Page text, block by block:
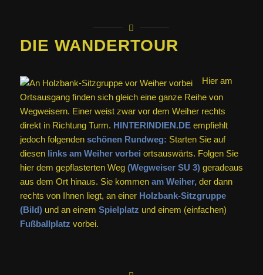
DIE WANDERTOUR
Hier am
Ortsausgang finden sich gleich eine ganze Reihe von
Wegweisern. Einer weist zwar vor dem Weiher rechts
direkt in Richtung Turm. HINTERINDIEN.DEempfiehlt
jedoch folgenden schönen Rundweg: Starten Sie auf
diesen links am Weiher vorbei ortsauswärts. Folgen Sie
hier dem gepflasterten Weg (Wegweiser SU 3) geradeaus
aus dem Ort hinaus. Sie kommen am Weiher,der dann
rechts von Ihnen liegt, an einer Holzbank-Sitzgruppe
(Bild)und an einem Spielplatz und einem (einfachen)
Fußballplatz vorbei.